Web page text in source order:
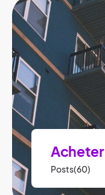
Acheter
Posts(60)